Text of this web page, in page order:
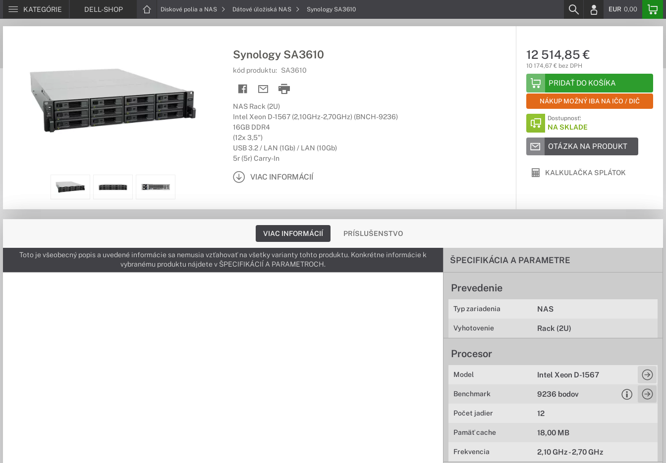
KATEGÓRIE DELL-SHOP Diskové polia a NAS Dátové úložiská NAS Synology SA3610 EUR 0,00
Synology SA3610
kód produktu: SA3610
NAS Rack (2U)
Intel Xeon D-1567 (2,10GHz-2,70GHz) (BNCH-9236)
16GB DDR4
(12x 3,5")
USB 3.2 / LAN (1Gb) / LAN (10Gb)
5r (5r) Carry-In
VIAC INFORMÁCIÍ
12 514,85 €
10 174,67 € bez DPH
PRIDAŤ DO KOŠÍKA
NÁKUP MOŽNÝ IBA NA IČO / DIČ
Dostupnosť:
NA SKLADE
OTÁZKA NA PRODUKT
KALKULAČKA SPLÁTOK
VIAC INFORMÁCIÍ PRÍSLUŠENSTVO
ŠPECIFIKÁCIA A PARAMETRE
Prevedenie
Typ zariadenia NAS
Vyhotovenie Rack (2U)
Procesor
Model Intel Xeon D-1567
Benchmark 9236 bodov
Počet jadier 12
Pamäť cache 18,00 MB
Frekvencia 2,10 GHz - 2,70 GHz
Toto je všeobecný popis a uvedené informácie sa nemusia vzťahovať na všetky varianty tohto produktu. Konkrétne informácie k
vybranému produktu nájdete v ŠPECIFIKÁCIÍ A PARAMETROCH.